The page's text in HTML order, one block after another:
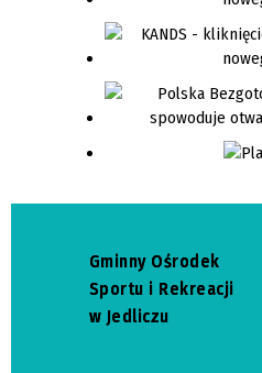
Gminny Ośrodek
Sportu i Rekreacji
w Jedliczu